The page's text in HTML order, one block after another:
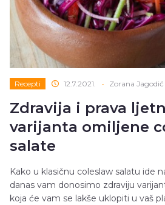
Recepti 12.7.2021. • Zorana Jagodić
Zdravija i prava
varijanta omiljene
salate
Kako u klasičnu coleslaw salatu ide
danas vam donosimo zdraviju
koja će vam se lakše uklopiti u vaš